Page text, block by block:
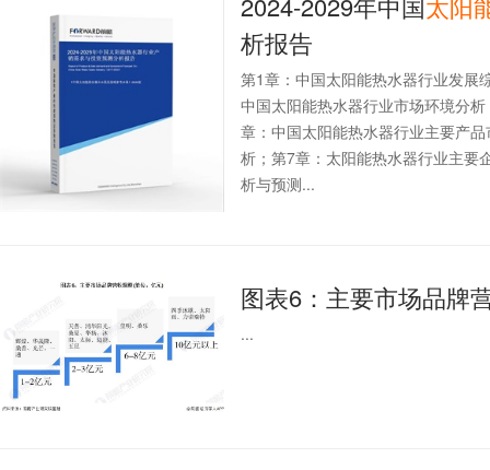
析报告
第1章：中国太阳能热水器行业发展
中国太阳能热水器行业市场环境分
章：中国太阳能热水器行业主要产
析；第7章：太阳能热水器行业主要
析与预测...
图表6：主要市场品牌
...